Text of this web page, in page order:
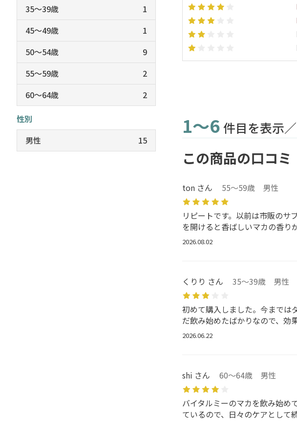
1～6 件目を表示／
この商品の口コミ
ton さん 55～59歳 男性
リピートです。以前は市販のサ
を開けると香ばしいマカの香り
2026.08.02
くりり さん 35～39歳 男性
初めて購入しました。今までは
だ飲み始めたばかりなので、効
2026.06.22
shi さん 60～64歳 男性
バイタルミーのマカを飲み始め
ているので、日々のケアとして
35～39歳
1
45～49歳
1
50～54歳
9
55～59歳
2
60～64歳
2
性別
男性
15